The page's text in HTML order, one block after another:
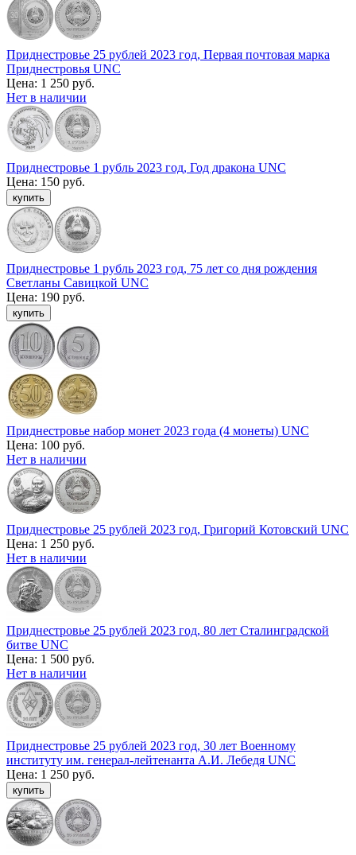
Приднестровье 25 рублей 2023 год, Первая почтовая марка
Приднестровья UNC
Цена: 1 250 руб.
Нет в наличии
Приднестровье 1 рубль 2023 год, Год дракона UNC
Цена: 150 руб.
Приднестровье 1 рубль 2023 год, 75 лет со дня рождения
Светланы Савицкой UNC
Цена: 190 руб.
Приднестровье набор монет 2023 года (4 монеты) UNC
Цена: 100 руб.
Нет в наличии
Приднестровье 25 рублей 2023 год, Григорий Котовский UNC
Цена: 1 250 руб.
Нет в наличии
Приднестровье 25 рублей 2023 год, 80 лет Сталинградской
битве UNC
Цена: 1 500 руб.
Нет в наличии
Приднестровье 25 рублей 2023 год, 30 лет Военному
институту им. генерал-лейтенанта А.И. Лебедя UNC
Цена: 1 250 руб.